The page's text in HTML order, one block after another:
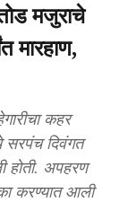
मजुराचे
मारहाण,
कहर
सरपंच दिवंगत
होती. अपहरण
करण्यात आली